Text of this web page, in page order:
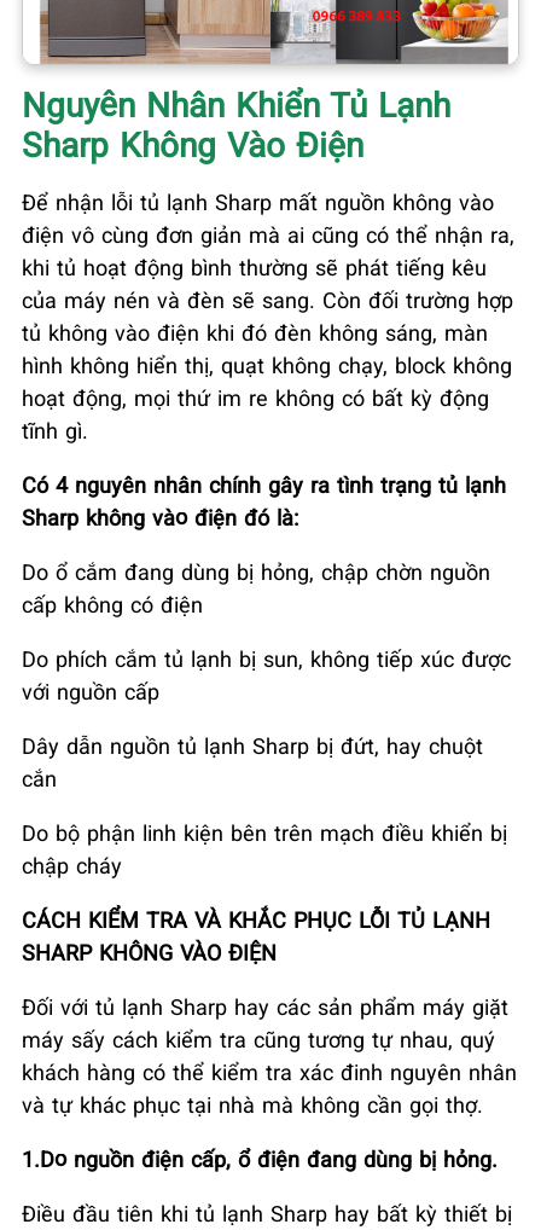
Nguyên Nhân Khiển Tủ Lạnh
Sharp Không Vào Điện
Để nhận lỗi tủ lạnh Sharp mất nguồn không vào
điện vô cùng đơn giản mà ai cũng có thể nhận ra,
khi tủ hoạt động bình thường sẽ phát tiếng kêu
của máy nén và đèn sẽ sang. Còn đối trường hợp
tủ không vào điện khi đó đèn không sáng, màn
hình không hiển thị, quạt không chạy, block không
hoạt động, mọi thứ im re không có bất kỳ động
tĩnh gì.
Có 4 nguyên nhân chính gây ra tình trạng tủ lạnh
Sharp không vào điện đó là:
Do ổ cắm đang dùng bị hỏng, chập chờn nguồn
cấp không có điện
Do phích cắm tủ lạnh bị sun, không tiếp xúc được
với nguồn cấp
Dây dẫn nguồn tủ lạnh Sharp bị đứt, hay chuột
cắn
Do bộ phận linh kiện bên trên mạch điều khiển bị
chập cháy
CÁCH KIỂM TRA VÀ KHẮC PHỤC LỖI TỦ LẠNH
SHARP KHÔNG VÀO ĐIỆN
Đối với tủ lạnh Sharp hay các sản phẩm máy giặt
máy sấy cách kiểm tra cũng tương tự nhau, quý
khách hàng có thể kiểm tra xác đinh nguyên nhân
và tự khác phục tại nhà mà không cần gọi thợ.
1.Do nguồn điện cấp, ổ điện đang dùng bị hỏng.
Điều đầu tiên khi tủ lạnh Sharp hay bất kỳ thiết bị